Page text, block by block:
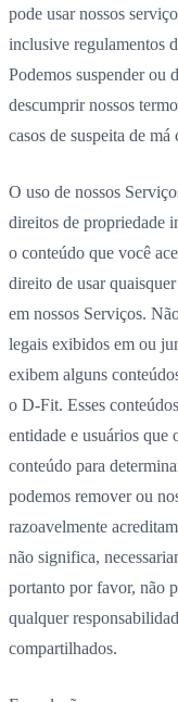
pode usar nossos
inclusive regulamentos
Podemos suspender ou
descumprir nossos
casos de suspeita de má
O uso de nossos
direitos de propriedade
o conteúdo que você
direito de usar
em nossos Serviços.
legais exibidos em ou
exibem alguns
o D-Fit. Esses
entidade e usuários que
conteúdo para
podemos remover ou
razoavelmente
não significa,
portanto por favor, não
qualquer
compartilhados.